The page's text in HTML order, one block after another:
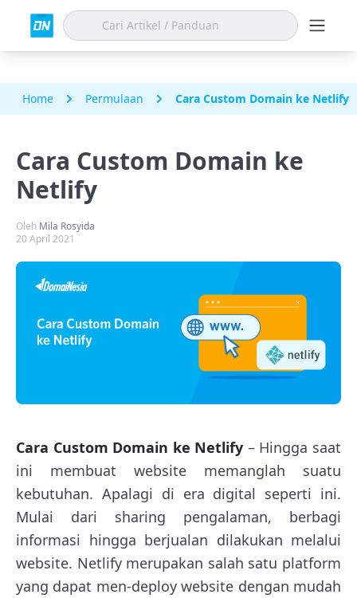
Home Permulaan Cara Custom Domain ke Netlify
Cara Custom Domain ke
Netlify
Oleh Mila Rosyida
20 April 2021
Cara Custom Domain ke Netlify – Hingga saat
ini membuat website memanglah suatu
kebutuhan. Apalagi di era digital seperti ini.
Mulai dari sharing pengalaman, berbagi
informasi hingga berjualan dilakukan melalui
website. Netlify merupakan salah satu platform
yang dapat men-deploy website dengan mudah